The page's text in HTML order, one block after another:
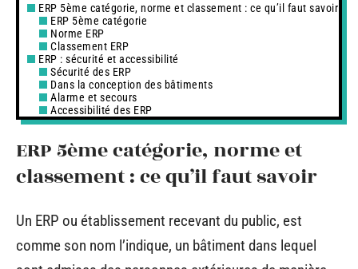
ERP 5ème catégorie, norme et classement : ce qu’il faut savoir
ERP 5ème catégorie
Norme ERP
Classement ERP
ERP : sécurité et accessibilité
Sécurité des ERP
Dans la conception des bâtiments
Alarme et secours
Accessibilité des ERP
ERP 5ème catégorie, norme et
classement : ce qu’il faut savoir
Un ERP ou établissement recevant du public, est
comme son nom l’indique, un bâtiment dans lequel